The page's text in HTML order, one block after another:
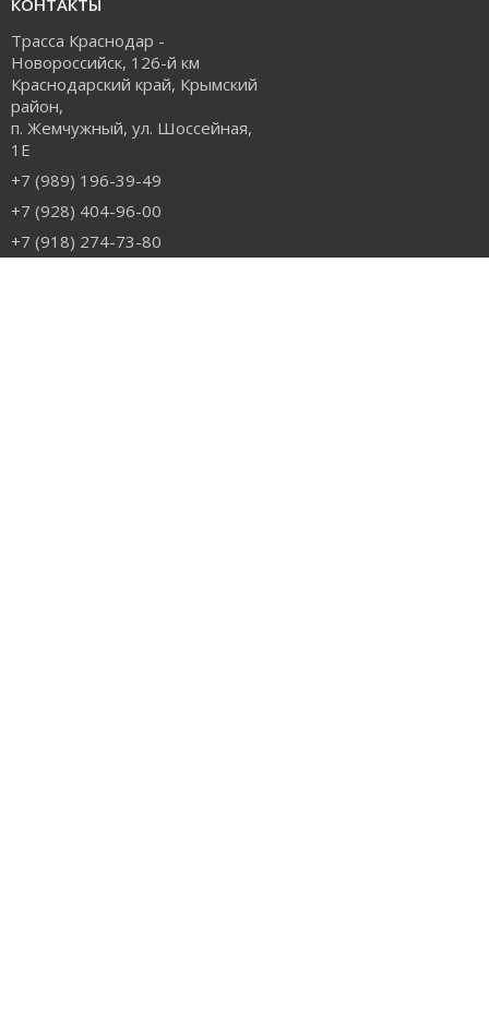
КОНТАКТЫ
Трасса Краснодар -
Новороссийск, 126-й км
Краснодарский край, Крымский
район,
п. Жемчужный, ул. Шоссейная,
1Е
+7 (989) 196-39-49
+7 (928) 404-96-00
+7 (918) 274-73-80